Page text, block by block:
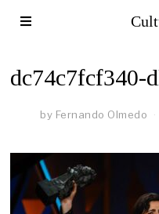
dc74c7fcf340-
by Fernando Olmedo